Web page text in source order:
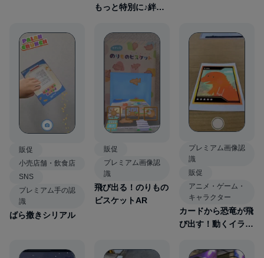
もっと特別に♪絆を
販促
小売店舗・飲食店
SNS
プレミアム手の認
識
ばら撒きシリアル
販促
プレミアム画像認
識
飛び出る！のりもの
ビスケットAR
プレミアム画像認
識
販促
アニメ・ゲーム・
キャラクター
カードから恐竜が飛
び出す！動くイラス